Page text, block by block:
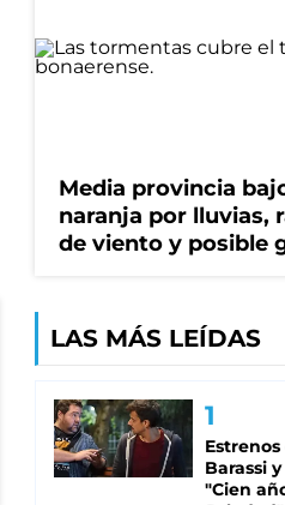
Media provincia
naranja por lluvias,
de viento y posible
LAS MÁS LEÍDAS
Estrenos
Barassi
"Cien